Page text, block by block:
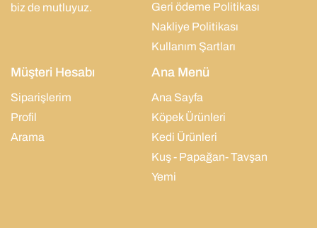
biz de mutluyuz.
Geri ödeme Politikası
Nakliye Politikası
Kullanım Şartları
Müşteri Hesabı
Siparişlerim
Profil
Arama
Ana Menü
Ana Sayfa
Köpek Ürünleri
Kedi Ürünleri
Kuş - Papağan- Tavşan
Yemi